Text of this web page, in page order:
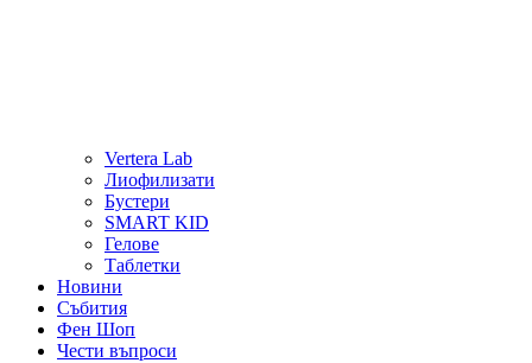
Vertera Lab
Лиофилизати
Бустери
SMART KID
Гелове
Таблетки
Новини
Събития
Фен Шоп
Чести въпроси